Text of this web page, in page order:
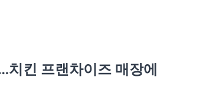
킨 프랜차이즈 매장에